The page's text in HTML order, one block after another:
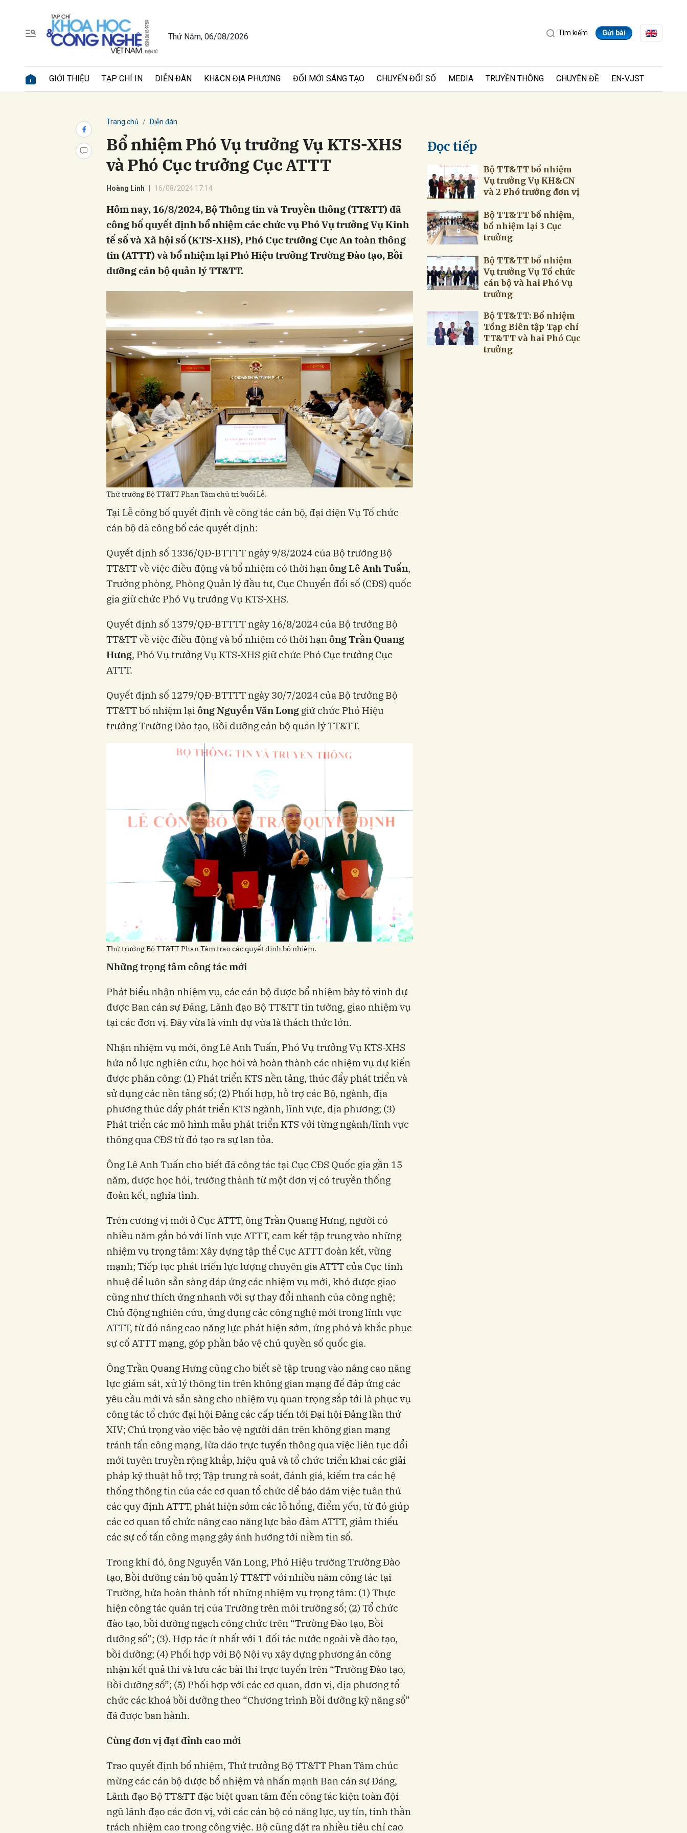
Thứ Năm, 06/08/2026 Tìm kiếm Gửi bài
GIỚI THIỆU TẠP CHÍ IN DIỄN ĐÀN KH&CN ĐỊA PHƯƠNG ĐỔI MỚI SÁNG TẠO CHUYỂN ĐỔI SỐ MEDIA TRUYỀN THÔNG CHUYÊN ĐỀ EN-VJST
Trang chủ Diễn đàn
Bổ nhiệm Phó Vụ trưởng Vụ KTS-XHS
và Phó Cục trưởng Cục ATTT
Hoàng Linh 16/08/2024 17:14
Hôm nay, 16/8/2024, Bộ Thông tin và Truyền thông (TT&TT) đã
công bố quyết định bổ nhiệm các chức vụ Phó Vụ trưởng Vụ Kinh
tế số và Xã hội số (KTS-XHS), Phó Cục trưởng Cục An toàn thông
tin (ATTT) và bổ nhiệm lại Phó Hiệu trưởng Trường Đào tạo, Bồi
dưỡng cán bộ quản lý TT&TT.
Thứ trưởng Bộ TT&TT Phan Tâm chủ trì buổi Lễ.
Tại Lễ công bố quyết định về công tác cán bộ, đại diện Vụ Tổ chức
cán bộ đã công bố các quyết định:
Quyết định số 1336/QĐ-BTTTT ngày 9/8/2024 của Bộ trưởng Bộ
TT&TT về việc điều động và bổ nhiệm có thời hạnông Lê Anh Tuấn,
Trưởng phòng, Phòng Quản lý đầu tư, Cục Chuyển đổi số (CĐS) quốc
gia giữ chức Phó Vụ trưởng Vụ KTS-XHS.
Quyết định số 1379/QĐ-BTTTT ngày 16/8/2024 của Bộ trưởng Bộ
TT&TT về việc điều động và bổ nhiệm có thời hạnông Trần Quang
Hưng, Phó Vụ trưởng Vụ KTS-XHS giữ chức Phó Cục trưởng Cục
ATTT.
Quyết định số 1279/QĐ-BTTTT ngày 30/7/2024 của Bộ trưởng Bộ
TT&TT bổ nhiệm lạiông Nguyễn Văn Long giữ chức Phó Hiệu
trưởng Trường Đào tạo, Bồi dưỡng cán bộ quản lý TT&TT.
Thứ trưởng Bộ TT&TT Phan Tâm trao các quyết định bổ nhiệm.
Những trọng tâm công tác mới
Phát biểu nhận nhiệm vụ, các cán bộ được bổ nhiệm bày tỏ vinh dự
được Ban cán sự Đảng, Lãnh đạo Bộ TT&TT tin tưởng, giao nhiệm vụ
tại các đơn vị. Đây vừa là vinh dự vừa là thách thức lớn.
Nhận nhiệm vụ mới, ông Lê Anh Tuấn, Phó Vụ trưởng Vụ KTS-XHS
hứa nỗ lực nghiên cứu, học hỏi và hoàn thành các nhiệm vụ dự kiến
được phân công: (1) Phát triển KTS nền tảng, thúc đẩy phát triển và
sử dụng các nền tảng số; (2) Phối hợp, hỗ trợ các Bộ, ngành, địa
phương thúc đẩy phát triển KTS ngành, lĩnh vực, địa phương; (3)
Phát triển các mô hình mẫu phát triển KTS với từng ngành/lĩnh vực
thông qua CĐS từ đó tạo ra sự lan tỏa.
Ông Lê Anh Tuấn cho biết đã công tác tại Cục CĐS Quốc gia gần 15
năm, được học hỏi, trưởng thành từ một đơn vị có truyền thống
đoàn kết, nghĩa tình.
Trên cương vị mới ở Cục ATTT, ông Trần Quang Hưng, người có
nhiều năm gắn bó với lĩnh vực ATTT, cam kết tập trung vào những
nhiệm vụ trọng tâm: Xây dựng tập thể Cục ATTT đoàn kết, vững
mạnh; Tiếp tục phát triển lực lượng chuyên gia ATTT của Cục tinh
nhuệ để luôn sẵn sàng đáp ứng các nhiệm vụ mới, khó được giao
cũng như thích ứng nhanh với sự thay đổi nhanh của công nghệ;
Chủ động nghiên cứu, ứng dụng các công nghệ mới trong lĩnh vực
ATTT, từ đó nâng cao năng lực phát hiện sớm, ứng phó và khắc phục
sự cố ATTT mạng, góp phần bảo vệ chủ quyền số quốc gia.
Ông Trần Quang Hưng cũng cho biết sẽ tập trung vào nâng cao năng
lực giám sát, xử lý thông tin trên không gian mạng để đáp ứng các
yêu cầu mới và sẵn sàng cho nhiệm vụ quan trọng sắp tới là phục vụ
công tác tổ chức đại hội Đảng các cấp tiến tới Đại hội Đảng lần thứ
XIV; Chú trọng vào việc bảo vệ người dân trên không gian mạng
tránh tấn công mạng, lừa đảo trực tuyến thông qua việc liên tục đổi
mới tuyên truyền rộng khắp, hiệu quả và tổ chức triển khai các giải
pháp kỹ thuật hỗ trợ; Tập trung rà soát, đánh giá, kiểm tra các hệ
thống thông tin của các cơ quan tổ chức để bảo đảm việc tuân thủ
các quy định ATTT, phát hiện sớm các lỗ hổng, điểm yếu, từ đó giúp
các cơ quan tổ chức nâng cao năng lực bảo đảm ATTT, giảm thiểu
các sự cố tấn công mạng gây ảnh hưởng tới niềm tin số.
Trong khi đó, ông Nguyễn Văn Long, Phó Hiệu trưởng Trường Đào
tạo, Bồi dưỡng cán bộ quản lý TT&TT với nhiều năm công tác tại
Trường, hứa hoàn thành tốt những nhiệm vụ trọng tâm: (1) Thực
hiện công tác quản trị của Trường trên môi trường số; (2) Tổ chức
đào tạo, bồi dưỡng ngạch công chức trên “Trường Đào tạo, Bồi
dưỡng số”; (3). Hợp tác ít nhất với 1 đối tác nước ngoài về đào tạo,
bồi dưỡng; (4) Phối hợp với Bộ Nội vụ xây dựng phương án công
nhận kết quả thi và lưu các bài thi trực tuyến trên “Trường Đào tạo,
Bồi dưỡng số”; (5) Phối hợp với các cơ quan, đơn vị, địa phương tổ
chức các khoá bồi dưỡng theo “Chương trình Bồi dưỡng kỹ năng số”
đã được ban hành.
Cùng đơn vị đạt đỉnh cao mới
Trao quyết định bổ nhiệm, Thứ trưởng Bộ TT&TT Phan Tâm chúc
mừng các cán bộ được bổ nhiệm và nhấn mạnh Ban cán sự Đảng,
Lãnh đạo Bộ TT&TT đặc biệt quan tâm đến công tác kiện toàn đội
ngũ lãnh đạo các đơn vị, với các cán bộ có năng lực, uy tín, tinh thần
trách nhiệm cao trong công việc. Bộ cũng đặt ra nhiều tiêu chí cao
Đọc tiếp
Bộ TT&TT bổ nhiệm
Vụ trưởng Vụ KH&CN
và 2 Phó trưởng đơn vị
Bộ TT&TT bổ nhiệm,
bổ nhiệm lại 3 Cục
trưởng
Bộ TT&TT bổ nhiệm
Vụ trưởng Vụ Tổ chức
cán bộ và hai Phó Vụ
trưởng
Bộ TT&TT: Bổ nhiệm
Tổng Biên tập Tạp chí
TT&TT và hai Phó Cục
trưởng
Gửi